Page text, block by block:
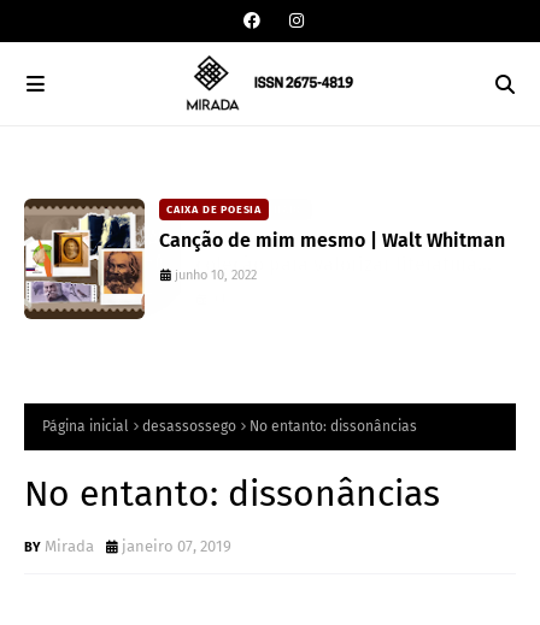
CAIXA DE POESIA
Canção de mim mesmo | Walt Whitman
junho 10, 2022
Página inicial desassossego No entanto: dissonâncias
No entanto: dissonâncias
Mirada janeiro 07, 2019